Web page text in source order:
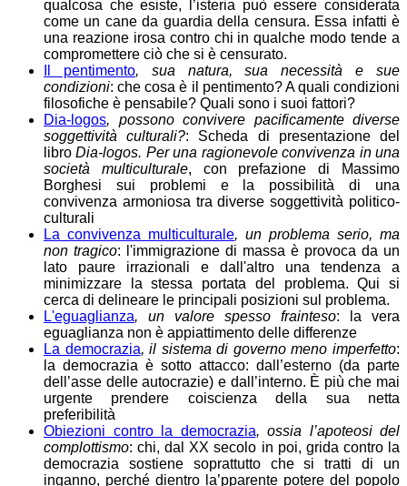
qualcosa che esiste, l’isteria può essere considerata
come un cane da guardia della censura. Essa infatti è
una reazione irosa contro chi in qualche modo tende a
compromettere ciò che si è censurato.
Il pentimento, sua natura, sua necessità e sue
condizioni: che cosa è il pentimento? A quali condizioni
filosofiche è pensabile? Quali sono i suoi fattori?
Dia-logos, possono convivere pacificamente diverse
soggettività culturali?: Scheda di presentazione del
libroDia-logos. Per una ragionevole convivenza in una
società multiculturale, con prefazione di Massimo
Borghesi sui problemi e la possibilità di una
convivenza armoniosa tra diverse soggettività politico-
culturali
La convivenza multiculturale, un problema serio, ma
non tragico: l'immigrazione di massa è provoca da un
lato paure irrazionali e dall'altro una tendenza a
minimizzare la stessa portata del problema. Qui si
cerca di delineare le principali posizioni sul problema.
L'eguaglianza, un valore spesso frainteso: la vera
eguaglianza non è appiattimento delle differenze
La democrazia, il sistema di governo meno imperfetto:
la democrazia è sotto attacco: dall’esterno (da parte
dell’asse delle autocrazie) e dall’interno. È più che mai
urgente prendere coiscienza della sua netta
preferibilità
Obiezioni contro la democrazia, ossia l’apoteosi del
complottismo: chi, dal XX secolo in poi, grida contro la
democrazia sostiene soprattutto che si tratti di un
inganno, perché dientro la’pparente potere del popolo